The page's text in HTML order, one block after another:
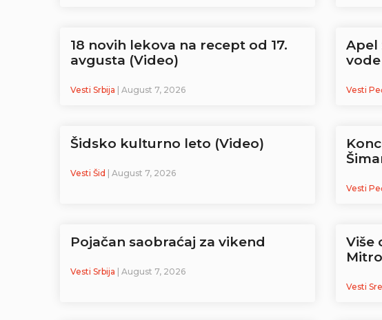
18 novih lekova na recept od 17.
avgusta (Video)
Vesti Srbija | August 7, 2026
Apel
vode
Vesti
Šidsko kulturno leto (Video)
Vesti Šid | August 7, 2026
Vesti
Pojačan saobraćaj za vikend
Vesti Srbija | August 7, 2026
Više
Vesti